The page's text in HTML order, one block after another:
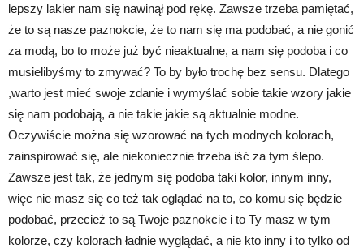
lepszy lakier nam się nawinął pod rękę. Zawsze trzeba pamiętać,
że to są nasze paznokcie, że to nam się ma podobać, a nie gonić
za modą, bo to może już być nieaktualne, a nam się podoba i co
musielibyśmy to zmywać? To by było trochę bez sensu. Dlatego
,warto jest mieć swoje zdanie i wymyślać sobie takie wzory jakie
się nam podobają, a nie takie jakie są aktualnie modne.
Oczywiście można się wzorować na tych modnych kolorach,
zainspirować się, ale niekoniecznie trzeba iść za tym ślepo.
Zawsze jest tak, że jednym się podoba taki kolor, innym inny,
więc nie masz się co też tak oglądać na to, co komu się będzie
podobać, przecież to są Twoje paznokcie i to Ty masz w tym
kolorze, czy kolorach ładnie wyglądać, a nie kto inny i to tylko od